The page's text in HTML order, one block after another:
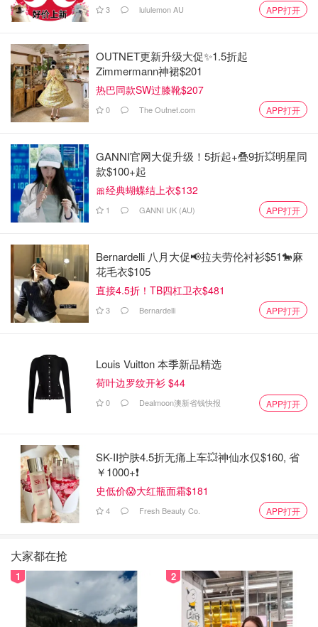
3 lululemon AU APP打开
OUTNET更新升级大促✨1.5折起
Zimmermann神裙$201
热巴同款SW过膝靴$207
0 The Outnet.com APP打开
GANNI官网大促升级！5折起+叠9折💥明星同
款$100+起
🎀经典蝴蝶结上衣$132
1 GANNI UK (AU) APP打开
Bernardelli 八月大促📢拉夫劳伦衬衫$51🐎麻
花毛衣$105
直接4.5折！TB四杠卫衣$481
3 Bernardelli APP打开
Louis Vuitton 本季新品精选
荷叶边罗纹开衫 $44
0 Dealmoon澳新省钱快报 APP打开
SK-II护肤4.5折无痛上车💥神仙水仅$160, 省
￥1000+❗
史低价😱大红瓶面霜$181
4 Fresh Beauty Co. APP打开
大家都在抢
1 2